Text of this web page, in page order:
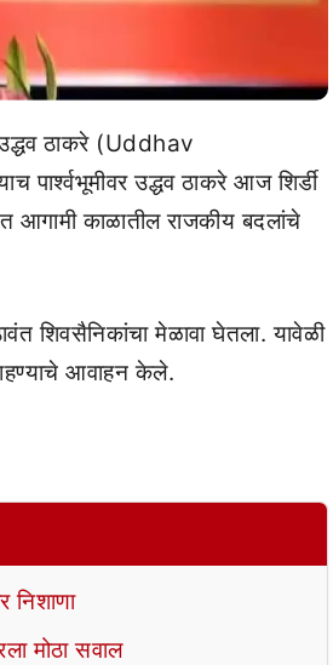
ठाकरे (Uddhav
उद्धव ठाकरे आज शिर्डी
आगामी काळातील राजकीय बदलांचे
शिवसैनिकांचा मेळावा घेतला. यावेळी
राहण्याचे आवाहन केले.
निशाणा
मोठा सवाल